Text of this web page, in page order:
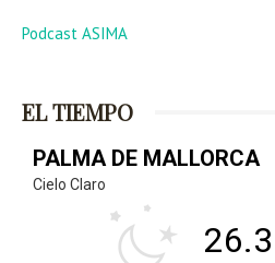
Podcast ASIMA
EL TIEMPO
PALMA DE MALLORCA
Cielo Claro
26.3